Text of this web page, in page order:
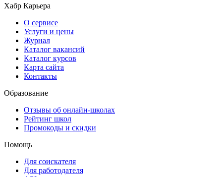
Хабр Карьера
О сервисе
Услуги и цены
Журнал
Каталог вакансий
Каталог курсов
Карта сайта
Контакты
Образование
Отзывы об онлайн-школах
Рейтинг школ
Промокоды и скидки
Помощь
Для соискателя
Для работодателя